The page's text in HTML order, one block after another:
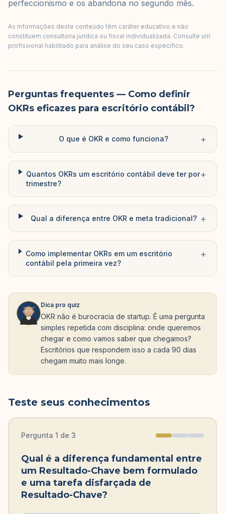
perfeccionismo e os abandona no segundo mês.
As informações deste conteúdo têm caráter educativo e não
constituem consultoria jurídica ou fiscal individualizada. Consulte um
profissional habilitado para análise do seu caso específico.
Perguntas frequentes — Como definir
OKRs eficazes para escritório contábil?
O que é OKR e como funciona? +
Quantos OKRs um escritório contábil deve ter por
trimestre?
+
Qual a diferença entre OKR e meta tradicional? +
Como implementar OKRs em um escritório
contábil pela primeira vez?
+
Dica pro quiz
OKR não é burocracia de startup. É uma pergunta
simples repetida com disciplina: onde queremos
chegar e como vamos saber que chegamos?
Escritórios que respondem isso a cada 90 dias
chegam muito mais longe.
Teste seus conhecimentos
Pergunta 1 de 3
Qual é a diferença fundamental entre
um Resultado-Chave bem formulado
e uma tarefa disfarçada de
Resultado-Chave?